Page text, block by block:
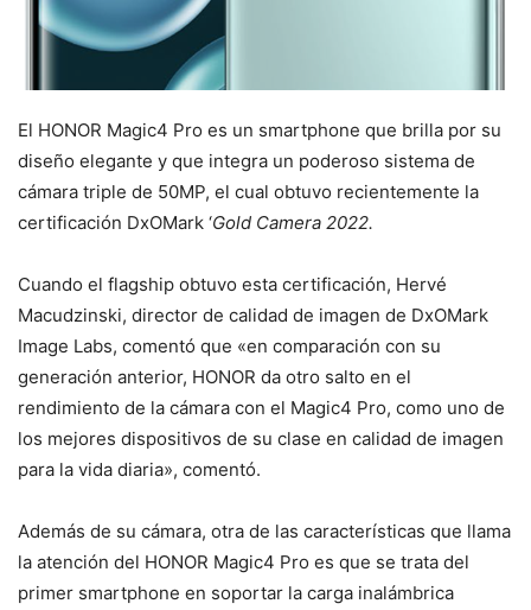
El HONOR Magic4 Pro es un smartphone que brilla por su
diseño elegante y que integra un poderoso sistema de
cámara triple de 50MP, el cual obtuvo recientemente la
certificación DxOMark ‘Gold Camera 2022.
Cuando el flagship obtuvo esta certificación, Hervé
Macudzinski, director de calidad de imagen de DxOMark
Image Labs, comentó que «en comparación con su
generación anterior, HONOR da otro salto en el
rendimiento de la cámara con el Magic4 Pro, como uno de
los mejores dispositivos de su clase en calidad de imagen
para la vida diaria», comentó.
Además de su cámara, otra de las características que llama
la atención del HONOR Magic4 Pro es que se trata del
primer smartphone en soportar la carga inalámbrica